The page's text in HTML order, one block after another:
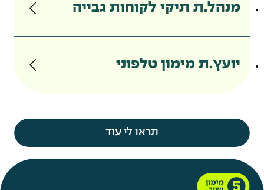
מנהל.ת תיקי לקוחות גבייה
יועץ.ת מימון טלפוני
תראו לי עוד